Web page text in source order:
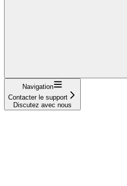
Navigation
Contacter le support
Discutez avec nous